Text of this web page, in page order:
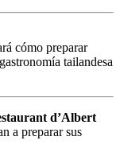
cómo preparar
tailandesa
d’Albert
a preparar sus